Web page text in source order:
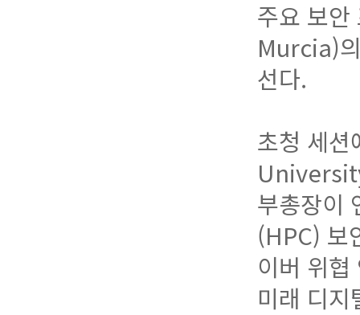
주요 보
Murcia)
선다.
초청 세
부총장이
(HPC) 보
이버 위
미래 디